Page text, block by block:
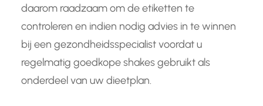
daarom raadzaam om de etiketten te
controleren en indien nodig advies in te winnen
bij een gezondheidsspecialist voordat u
regelmatig goedkope shakes gebruikt als
onderdeel van uw dieetplan.